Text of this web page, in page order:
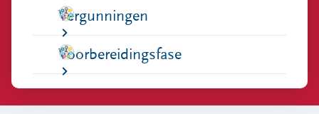
Hier werken we aan
Ecopark De Wierde
Reststoffen Energie Centrale
Vergunningen
Voorbereidingsfase